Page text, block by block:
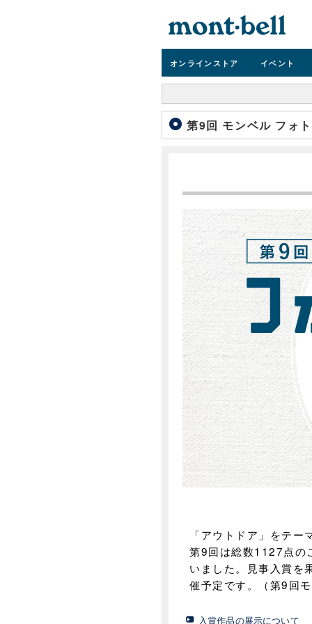
オンラインストア イベント
第9回 モンベル フォ
「アウトドア」をテ
第9回は総数1127点の
いました。見事入賞
催予定です。（第9回
入賞作品の展示について